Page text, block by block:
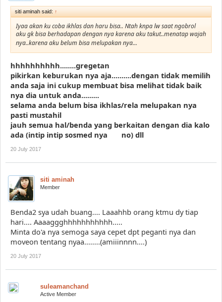
siti aminah said: ↑
Iyaa akan ku coba ikhlas dan haru bisa.. Ntah knpa lw saat ngobrol
aku gk bisa berhadapan dengan nya karena aku takut..menatap wajah
nya..karena aku belum bisa melupakan nya...
hhhhhhhhhh........gregetan
pikirkan keburukan nya aja..........dengan tidak memilih
anda saja ini cukup membuat bisa melihat tidak baik
nya dia untuk anda.........
selama anda belum bisa ikhlas/rela melupakan nya
pasti mustahil
jauh semua hal/benda yang berkaitan dengan dia kalo
ada (intip intip sosmed nya
no) dll
20 July 2017
siti aminah
Member
Benda2 sya udah buang.... Laaahhb orang ktmu dy tiap
hari.... Aaaaggghhhhhhhhhhh.....
Minta do'a nya semoga saya cepet dpt peganti nya dan
moveon tentang nyaa........(amiiinnnn....)
20 July 2017
suleamanchand
Active Member